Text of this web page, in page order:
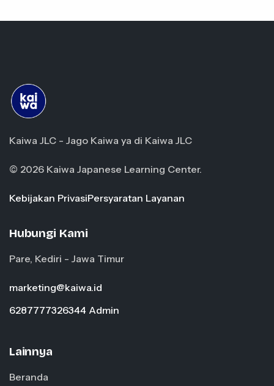
Kaiwa JLC - Jago Kaiwa ya di Kaiwa JLC
© 2026 Kaiwa Japanese Learning Center.
Kebijakan PrivasiPersyaratan Layanan
Hubungi Kami
Pare, Kediri - Jawa Timur
marketing@kaiwa.id
6287777326344 Admin
Lainnya
Beranda